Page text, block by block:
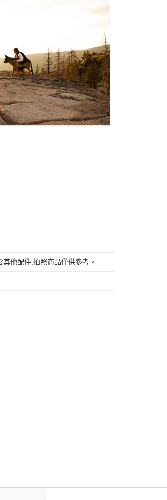
他配件,拍照商品僅供參考。